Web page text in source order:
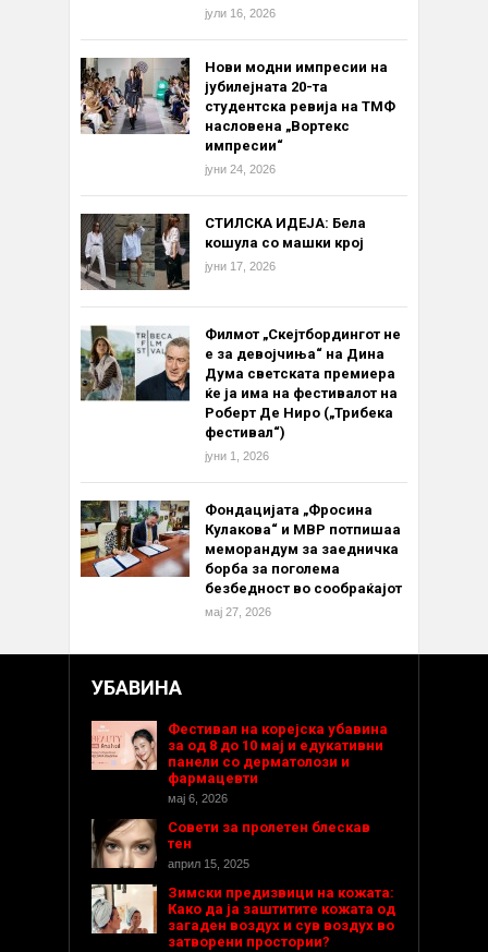
јули 16, 2026
Нови модни импресии на
јубилејната 20-та
студентска ревија на ТМФ
насловена „Вортекс
импресии“
јуни 24, 2026
СТИЛСКА ИДЕЈА: Бела
кошула со машки крој
јуни 17, 2026
Филмот „Скејтбордингот не
е за девојчиња“ на Дина
Дума светската премиера
ќе ја има на фестивалот на
Роберт Де Ниро („Трибека
фестивал“)
јуни 1, 2026
Фондацијата „Фросина
Кулакова“ и МВР потпишаа
меморандум за заедничка
борба за поголема
безбедност во сообраќајот
мај 27, 2026
УБАВИНА
Фестивал на корејска убавина
за од 8 до 10 мај и едукативни
панели со дерматолози и
фармацевти
мај 6, 2026
Совети за пролетен блескав
тен
април 15, 2025
Зимски предизвици на кожата:
Како да ја заштитите кожата од
загаден воздух и сув воздух во
затворени простории?